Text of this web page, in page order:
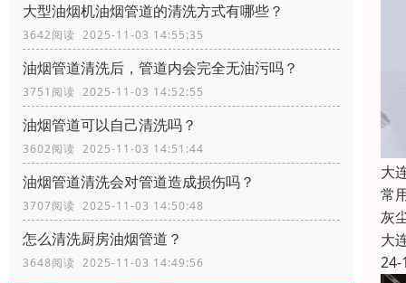
大型油烟机油烟管道的清洗方式有哪些？
3642阅读 2025-11-03 14:55:35
油烟管道清洗后，管道内会完全无油污吗？
3751阅读 2025-11-03 14:52:55
油烟管道可以自己清洗吗？
3602阅读 2025-11-03 14:51:44
油烟管道清洗会对管道造成损伤吗？
3707阅读 2025-11-03 14:50:48
怎么清洗厨房油烟管道？
3648阅读 2025-11-03 14:49:56
大
常
灰
大
24-